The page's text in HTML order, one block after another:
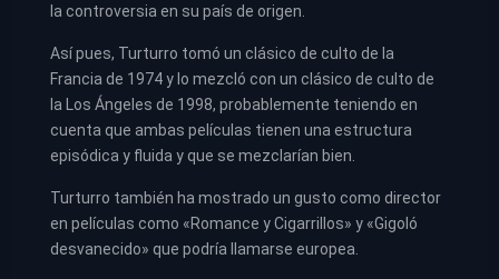
la controversia en su país de origen.
Así pues, Turturro tomó un clásico de culto de la
Francia de 1974 y lo mezcló con un clásico de culto de
la Los Ángeles de 1998, probablemente teniendo en
cuenta que ambas películas tienen una estructura
episódica y fluida y que se mezclarían bien.
Turturro también ha mostrado un gusto como director
en películas como «Romance y Cigarrillos» y «Gigoló
desvanecido» que podría llamarse europea.